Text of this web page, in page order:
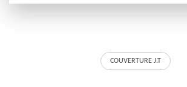
COUVERTURE J.T